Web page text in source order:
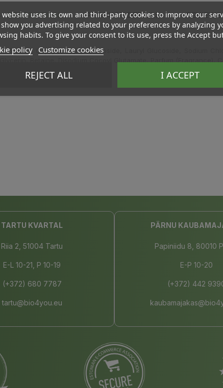
DESCRIPTION PRODUCT DETAILS REVIEWS
Sulfate, Caprylyl/Capryl Glucoside, Lauryl Glucoside, Sodium
Betaine, Disodium Cocoyl Glutamate, Parfum (Fragrance),
TARTU KVARTAL
Riia 2, 51004 Tartu
E-L 10-21, P 10-19
(+372) 680 7787
tartu@bio4you.eu
PÄRNU
Papiniidu 8, 80010
E-P 10-20
(+372) 442
website uses its own and third-party cookies to improve our
you advertising related to your preferences by analyzing
habits. To give your consent to its use, press the Accept
policy Customize cookies
REJECT ALL I ACCEPT